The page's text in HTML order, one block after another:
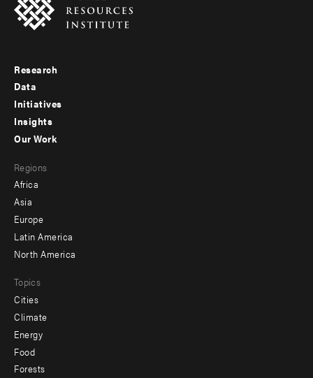
Footer
menu
-
Research
Data
Initiatives
Insights
menu
-
secondary
Our Work
Regions
Africa
Asia
Europe
Latin America
North America
Topics
Cities
Climate
Energy
Food
Forests